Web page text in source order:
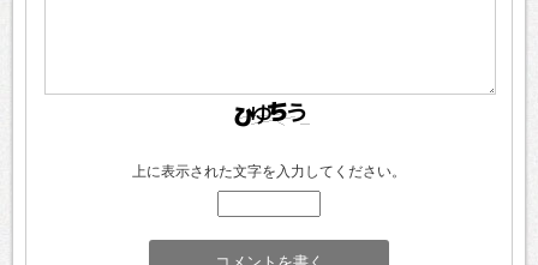
上に表示された文字を入力してください。